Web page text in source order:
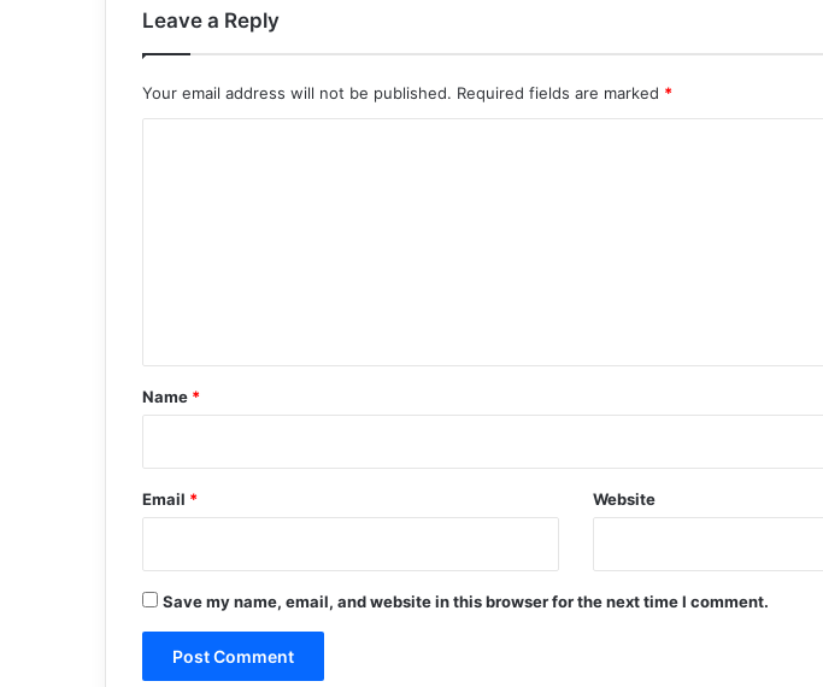
Leave a Reply
Your email address will not be published. Required fields are marked *
*
Name *
Email * Website
Save my name, email, and website in this browser for the next time I comment.